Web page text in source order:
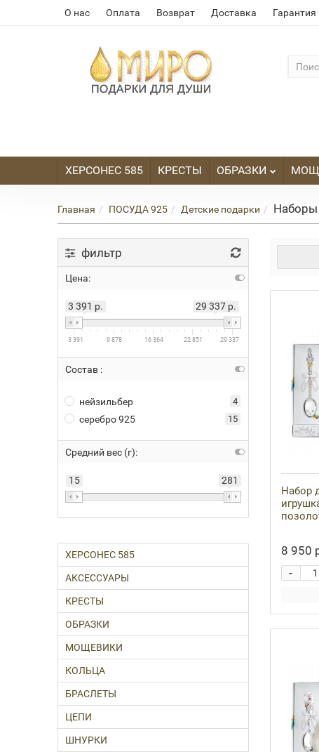
О нас Оплата Возврат Доставка Гарантия
ХЕРСОНЕС 585 КРЕСТЫ ОБРАЗКИ
Главная ПОСУДА 925 Детские подарки Наборы
фильтр
Цена:
3 391 р. 29 337 р.
3 391 9 878 16 364 22 851 29 337
Состав :
нейзильбер 4
серебро 925 15
Средний вес (г):
15 281
ХЕРСОНЕС 585
АКСЕССУАРЫ
КРЕСТЫ
ОБРАЗКИ
МОЩЕВИКИ
КОЛЬЦА
БРАСЛЕТЫ
ЦЕПИ
ШНУРКИ
Набор
8 950
-